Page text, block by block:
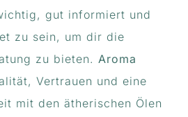
gut informiert und
zu sein, um dir die
zu bieten. Aroma
Vertrauen und eine
mit den ätherischen Ölen